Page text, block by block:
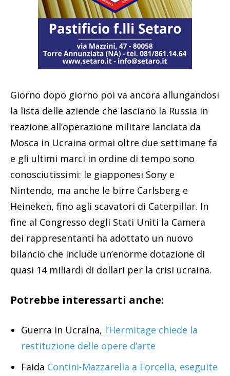
Giorno dopo giorno poi va ancora allungandosi
la lista delle aziende che lasciano la Russia in
reazione all’operazione militare lanciata da
Mosca in Ucraina ormai oltre due settimane fa
e gli ultimi marci in ordine di tempo sono
conosciutissimi: le giapponesi Sony e
Nintendo, ma anche le birre Carlsberg e
Heineken, fino agli scavatori di Caterpillar. In
fine al Congresso degli Stati Uniti la Camera
dei rappresentanti ha adottato un nuovo
bilancio che include un’enorme dotazione di
quasi 14 miliardi di dollari per la crisi ucraina.
Potrebbe interessarti anche:
Guerra in Ucraina, l’Hermitage chiede la
restituzione delle opere d’arte
Faida Contini-Mazzarella a Forcella, eseguite